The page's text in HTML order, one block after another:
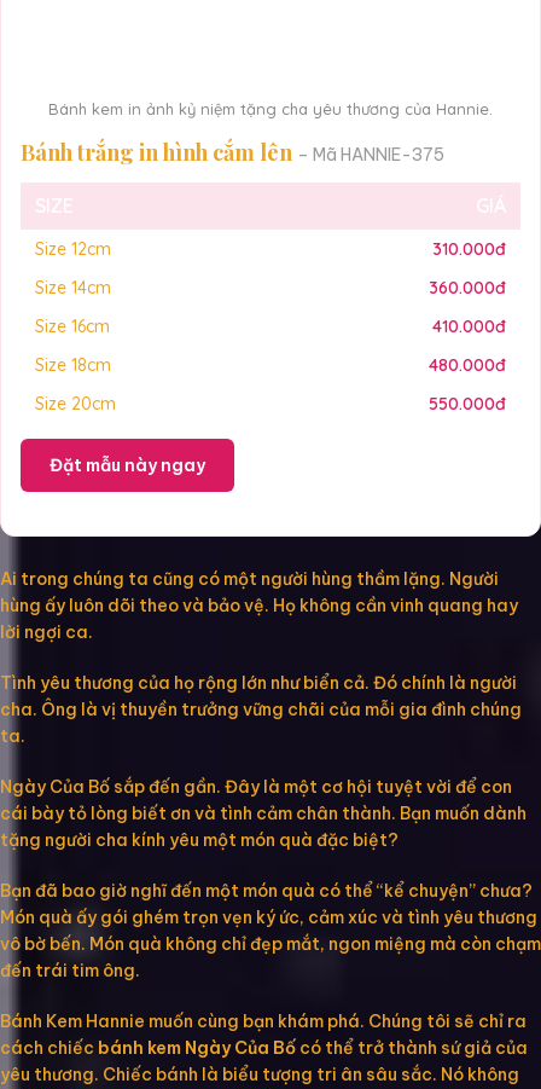
Bánh kem in ảnh kỷ niệm tặng cha yêu thương của Hannie.
Bánh trắng in hình cắm lên – Mã HANNIE-375
SIZE GIÁ
Size 12cm
310.000đ
Size 14cm
360.000đ
Size 16cm
410.000đ
Size 18cm
480.000đ
Size 20cm
550.000đ
Đặt mẫu này ngay
Ai trong chúng ta cũng có một người hùng thầm lặng. Người
hùng ấy luôn dõi theo và bảo vệ. Họ không cần vinh quang hay
lời ngợi ca.
Tình yêu thương của họ rộng lớn như biển cả. Đó chính là người
cha. Ông là vị thuyền trưởng vững chãi của mỗi gia đình chúng
ta.
Ngày Của Bố sắp đến gần. Đây là một cơ hội tuyệt vời để con
cái bày tỏ lòng biết ơn và tình cảm chân thành. Bạn muốn dành
tặng người cha kính yêu một món quà đặc biệt?
Bạn đã bao giờ nghĩ đến một món quà có thể “kể chuyện” chưa?
Món quà ấy gói ghém trọn vẹn ký ức, cảm xúc và tình yêu thương
vô bờ bến. Món quà không chỉ đẹp mắt, ngon miệng mà còn chạm
đến trái tim ông.
Bánh Kem Hannie muốn cùng bạn khám phá. Chúng tôi sẽ chỉ ra
cách chiếc bánh kem Ngày Của Bố có thể trở thành sứ giả của
yêu thương. Chiếc bánh là biểu tượng tri ân sâu sắc. Nó không